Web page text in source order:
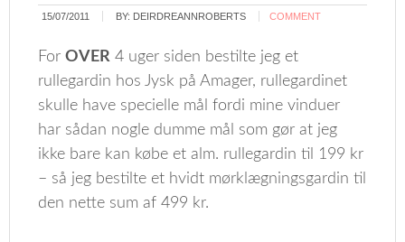
15/07/2011 BY: DEIRDREANNROBERTS COMMENT
ForOVER 4 uger siden bestilte jeg et
rullegardin hos Jysk på Amager, rullegardinet
skulle have specielle mål fordi mine vinduer
har sådan nogle dumme mål som gør at jeg
ikke bare kan købe et alm. rullegardin til 199 kr
– så jeg bestilte et hvidt mørklægningsgardin til
den nette sum af 499 kr.